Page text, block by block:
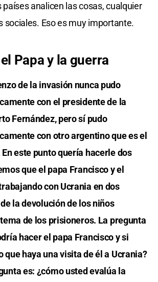
países analicen las cosas, cualquier
sociales. Eso es muy importante.
Papa y la guerra
de la invasión nunca pudo
con el presidente de la
Fernández, pero sí pudo
con otro argentino que es el
este punto quería hacerle dos
que el papa Francisco y el
con Ucrania en dos
la devolución de los niños
de los prisioneros. La pregunta
hacer el papa Francisco y si
que haya una visita de él a Ucrania?
es: ¿cómo usted evalúa la